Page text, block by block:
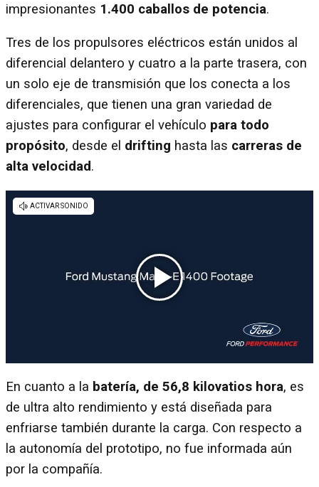
impresionantes 1.400 caballos de potencia.
Tres de los propulsores eléctricos están unidos al
diferencial delantero y cuatro a la parte trasera, con
un solo eje de transmisión que los conecta a los
diferenciales, que tienen una gran variedad de
ajustes para configurar el vehículo para todo
propósito, desde el drifting hasta las carreras de
alta velocidad.
En cuanto a la batería, de 56,8 kilovatios hora, es
de ultra alto rendimiento y está diseñada para
enfriarse también durante la carga. Con respecto a
la autonomía del prototipo, no fue informada aún
por la compañía.